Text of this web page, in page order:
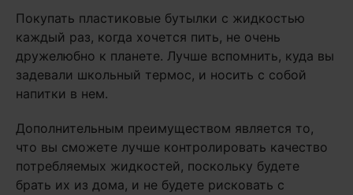
Покупать пластиковые бутылки с жидкостью
каждый раз, когда хочется пить, не очень
дружелюбно к планете. Лучше вспомнить, куда вы
задевали школьный термос, и носить с собой
напитки в нем.
Дополнительным преимуществом является то,
что вы сможете лучше контролировать качество
потребляемых жидкостей, поскольку будете
брать их из дома, и не будете рисковать с